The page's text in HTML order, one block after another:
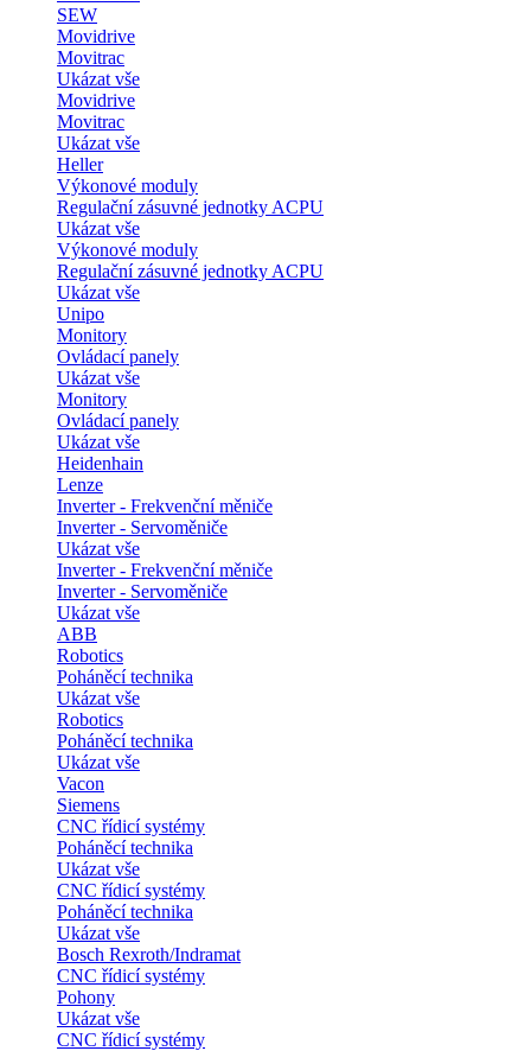
SEW
Movidrive
Movitrac
Ukázat vše
Movidrive
Movitrac
Ukázat vše
Heller
Výkonové moduly
Regulační zásuvné jednotky ACPU
Ukázat vše
Výkonové moduly
Regulační zásuvné jednotky ACPU
Ukázat vše
Unipo
Monitory
Ovládací panely
Ukázat vše
Monitory
Ovládací panely
Ukázat vše
Heidenhain
Lenze
Inverter - Frekvenční měniče
Inverter - Servoměniče
Ukázat vše
Inverter - Frekvenční měniče
Inverter - Servoměniče
Ukázat vše
ABB
Robotics
Poháněcí technika
Ukázat vše
Robotics
Poháněcí technika
Ukázat vše
Vacon
Siemens
CNC řídicí systémy
Poháněcí technika
Ukázat vše
CNC řídicí systémy
Poháněcí technika
Ukázat vše
Bosch Rexroth/Indramat
CNC řídicí systémy
Pohony
Ukázat vše
CNC řídicí systémy